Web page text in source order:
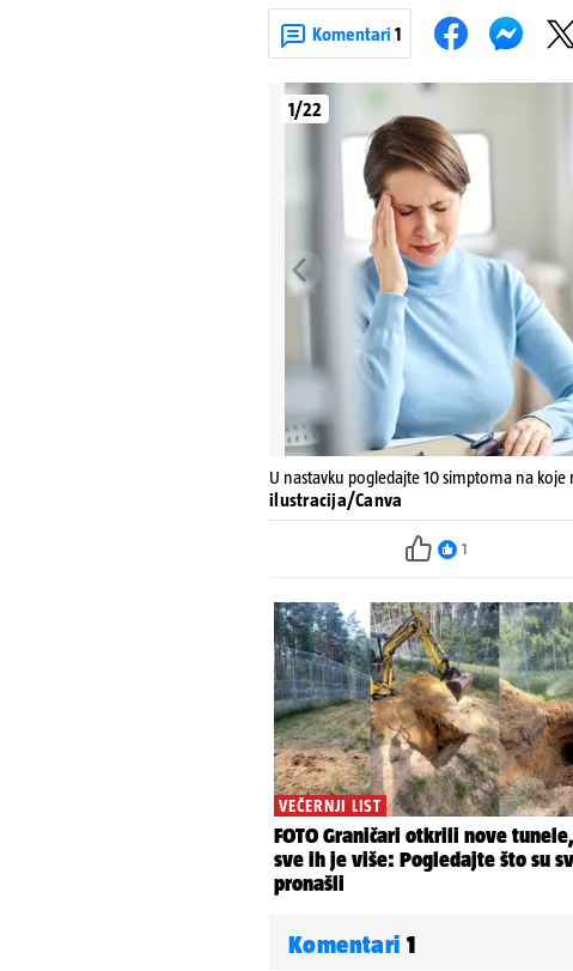
Komentari 1
1/22
U nastavku pogledajte 10 simptoma na
ilustracija/Canva
1
Komentari 1